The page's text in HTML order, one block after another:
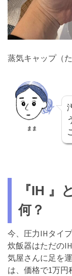
蒸気キャップ（
まま
『IH 』
何？
今、圧力IHタイ
炊飯器はただの
気屋さんに足を
は、価格で1万円